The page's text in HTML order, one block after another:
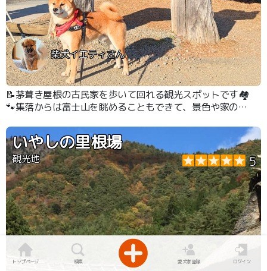
柴犬イエティさん
📝茅葺き屋根の古民家を歩いて回れる観光スポットです🏘️
🐾集落からは富士山を眺めることもできて、景色や家の造
いやしの里根場
観光地 5
トップページ 検索 愛犬家登録 ログイン